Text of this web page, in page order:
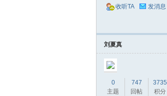
收听TA 发消息
刘夏真
0
主题
747
回帖
3735
积分